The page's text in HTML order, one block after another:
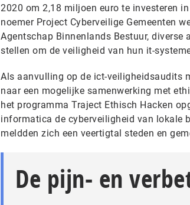
2020 om 2,18 miljoen euro te investeren
noemer Project Cyberveilige Gemeenten
Agentschap Binnenlands Bestuur,
stellen om de veiligheid van hun it-
Als aanvulling op de ict-veiligheidsaudits
naar een mogelijke samenwerking met
het programma Traject Ethisch Hacken
informatica de cyberveiligheid van lokale
meldden zich een veertigtal steden en
De pijn- en